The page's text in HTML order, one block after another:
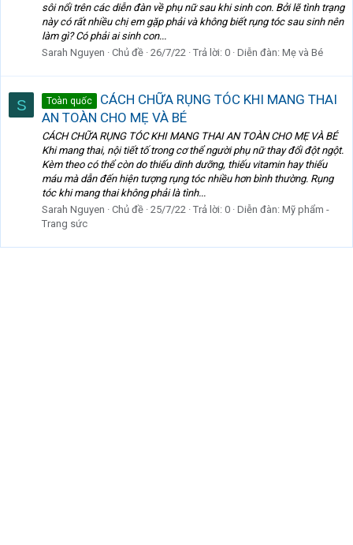
sôi nổi trên các diễn đàn về phụ nữ sau khi sinh con. Bởi lẽ tình trạng
này có rất nhiều chị em gặp phải và không biết rụng tóc sau sinh nên
làm gì? Có phải ai sinh con...
Sarah Nguyen
Chủ đề 26/7/22 Trả lời: 0 Diễn đàn: Mẹ và Bé
S Toàn quốc
CÁCH CHỮA RỤNG TÓC KHI MANG THAI
AN TOÀN CHO MẸ VÀ BÉ
CÁCH CHỮA RỤNG TÓC KHI MANG THAI AN TOÀN CHO MẸ VÀ BÉ
Khi mang thai, nội tiết tố trong cơ thể người phụ nữ thay đổi đột ngột.
Kèm theo có thể còn do thiếu dinh dưỡng, thiếu vitamin hay thiếu
máu mà dẫn đến hiện tượng rụng tóc nhiều hơn bình thường. Rụng
tóc khi mang thai không phải là tình...
Sarah Nguyen
Chủ đề 25/7/22 Trả lời: 0 Diễn đàn: Mỹ phẩm -
Trang sức